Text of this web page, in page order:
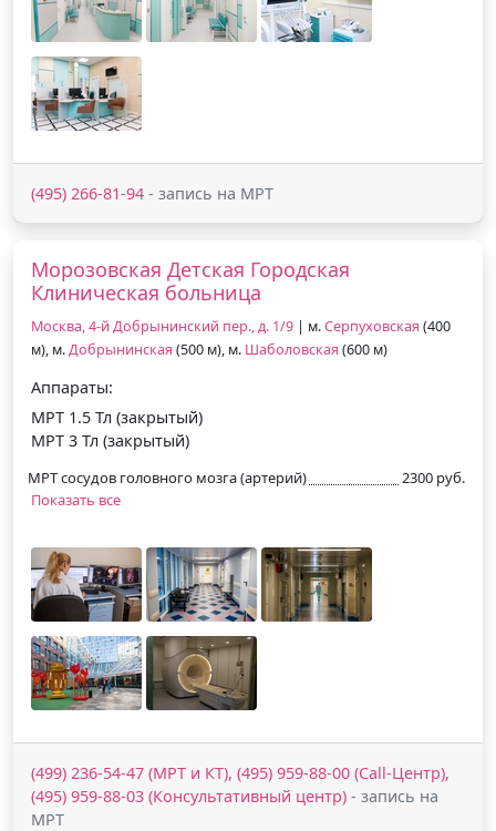
(495) 266-81-94 - запись на МРТ
Морозовская Детская Городская
Клиническая больница
Москва, 4-й Добрынинский пер., д. 1/9 | м.Серпуховская (400
м), м.Добрынинская (500 м), м. Шаболовская (600 м)
Аппараты:
МРТ 1.5 Тл (закрытый)
МРТ 3 Тл (закрытый)
МРТ сосудов головного мозга (артерий)
2300 руб.
Показать все
(499) 236-54-47 (МРТ и КТ), (495) 959-88-00 (Call-Центр),
(495) 959-88-03 (Консультативный центр) - запись на
МРТ